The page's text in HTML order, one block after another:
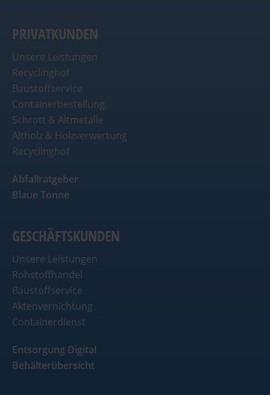
PRIVATKUNDEN
Unsere Leistungen
Recyclinghof
Baustoffservice
Containerbestellung
Schrott & Altmetalle
Altholz & Holzverwertung
Recyclinghof
Abfallratgeber
Blaue Tonne
GESCHÄFTSKUNDEN
Unsere Leistungen
Rohstoffhandel
Baustoffservice
Aktenvernichtung
Containerdienst
Entsorgung Digital
Behälterübersicht